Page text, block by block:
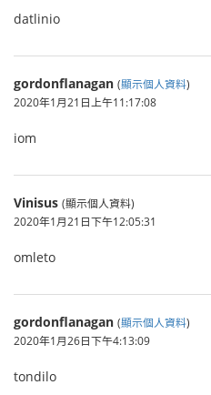
datlinio
gordonflanagan (顯示個人資料)
2020年1月21日上午11:17:08
iom
Vinisus (顯示個人資料)
2020年1月21日下午12:05:31
omleto
gordonflanagan (顯示個人資料)
2020年1月26日下午4:13:09
tondilo